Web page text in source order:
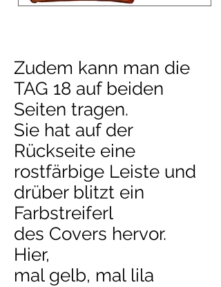
Zudem kann man die
TAG 18 auf beiden
Seiten tragen.
Sie hat auf der
Rückseite eine
rostfärbige Leiste und
drüber blitzt ein
Farbstreiferl
des Covers hervor.
Hier,
mal gelb, mal lila